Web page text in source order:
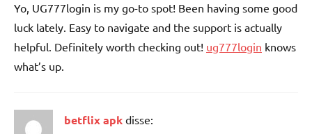
Yo, UG777login is my go-to spot! Been having some good
luck lately. Easy to navigate and the support is actually
helpful. Definitely worth checking out! ug777login knows
what’s up.
betflix apk disse: